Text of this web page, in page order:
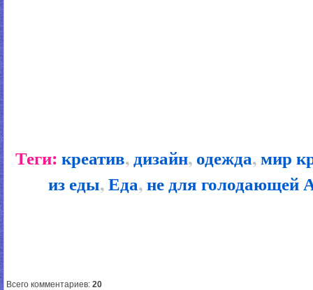
Теги: креатив,дизайн,одежда,мир
из еды,Еда,не для голодающей
Всего комментариев: 20